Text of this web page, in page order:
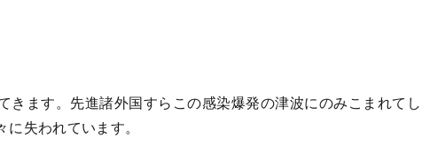
ます。先進諸外国すらこの感染爆発の津波にのみこまれてし
失われています。